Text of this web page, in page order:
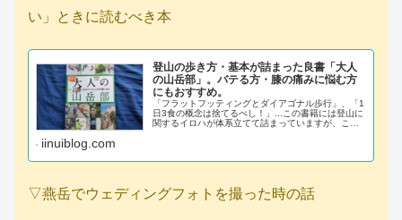
い」ときに読むべき本
登山の歩き方・基本が詰まった良書「大人
の山岳部」。バテる方・膝の痛みに悩む方
にもおすすめ。
「フラットフッティングとダイアゴナル歩行」、「1
日3食の概念は捨てるべし！」...この書籍には登山に
関するイロハが体系立てて詰まっていますが、この
iinuiblog.com
▽燕岳でウェディングフォトを撮った時の話